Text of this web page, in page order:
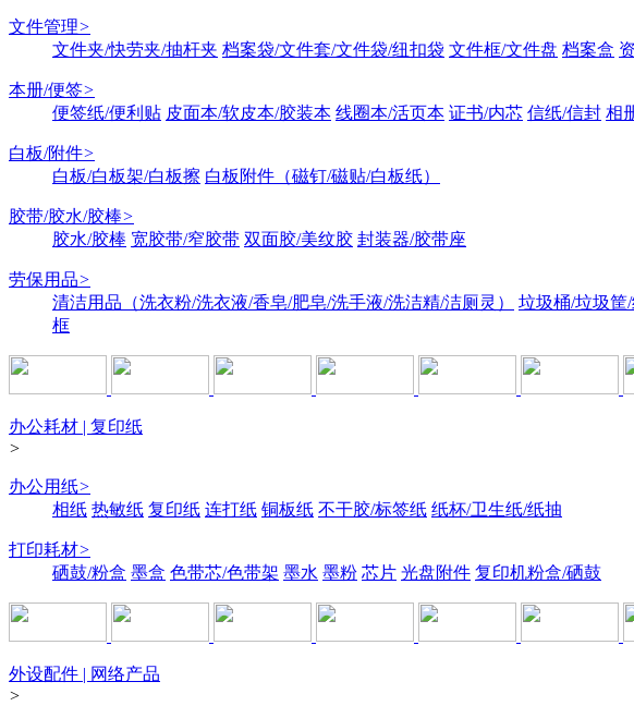
文件管理>
文件夹/快劳夹/抽杆夹 档案袋/文件套/文件袋/纽扣袋 文件框/文件盘 档案盒
本册/便签>
便签纸/便利贴 皮面本/软皮本/胶装本 线圈本/活页本 证书/内芯 信纸/信封 相
白板/附件>
白板/白板架/白板擦 白板附件（磁钉/磁贴/白板纸）
胶带/胶水/胶棒>
胶水/胶棒 宽胶带/窄胶带 双面胶/美纹胶 封装器/胶带座
劳保用品>
清洁用品（洗衣粉/洗衣液/香皂/肥皂/洗手液/洗洁精/洁厕灵）
垃圾桶/垃圾筐
框
办公耗材 | 复印纸
>
办公用纸>
相纸 热敏纸 复印纸 连打纸 铜板纸 不干胶/标签纸 纸杯/卫生纸/纸抽
打印耗材>
硒鼓/粉盒 墨盒 色带芯/色带架 墨水 墨粉 芯片 光盘附件 复印机粉盒/硒鼓
外设配件 | 网络产品
>